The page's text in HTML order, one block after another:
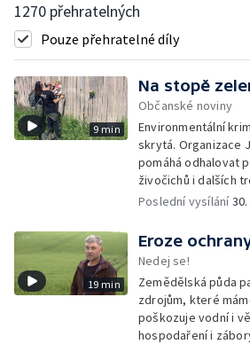
1270 přehratelných
Pouze přehratelné díly
9 min
Na stopě
Občanské noviny
Environmentální
skrytá. Organizace
pomáhá odhalovat
živočichů i dalších
přírodě.
pomoci při jejich
Poslední vysílání
19 min
Eroze
Nedej se!
Zemědělská půda
zdrojům, které
poškozuje vodní i
hospodaření i